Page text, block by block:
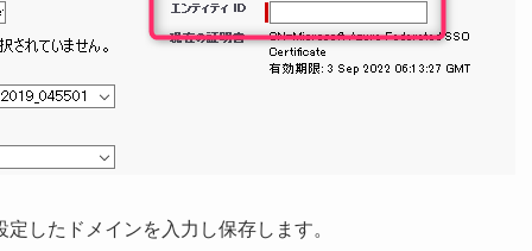
したドメインを入力し保存します。